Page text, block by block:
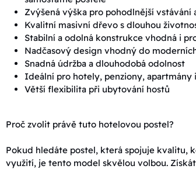
Zvýšená výška pro pohodlnější vstávání
Kvalitní masivní dřevo s dlouhou
Stabilní a odolná konstrukce vhodná i
Nadčasový design vhodný do
Snadná údržba a dlouhodobá odolnost
Ideální pro hotely, penziony, apartmány
Větší flexibilita při ubytování hostů
Proč zvolit právě tuto hotelovou postel?
Pokud hledáte postel, která spojuje kvalitu,
využití, je tento model skvělou volbou.